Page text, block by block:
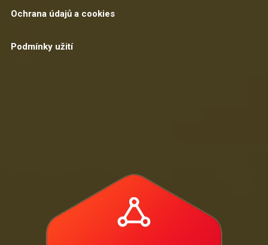
Ochrana údajů a cookies
Podmínky užití